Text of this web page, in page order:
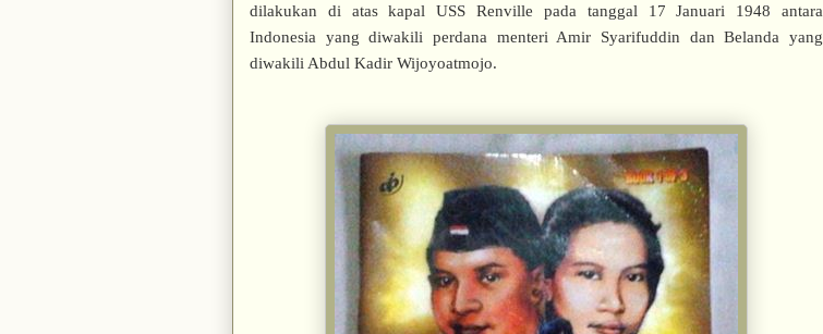
dilakukan di atas kapal USS Renville pada tanggal 17 Januari 1948 antara
Indonesia yang diwakili perdana menteri Amir Syarifuddin dan Belanda yang
diwakili Abdul Kadir Wijoyoatmojo.